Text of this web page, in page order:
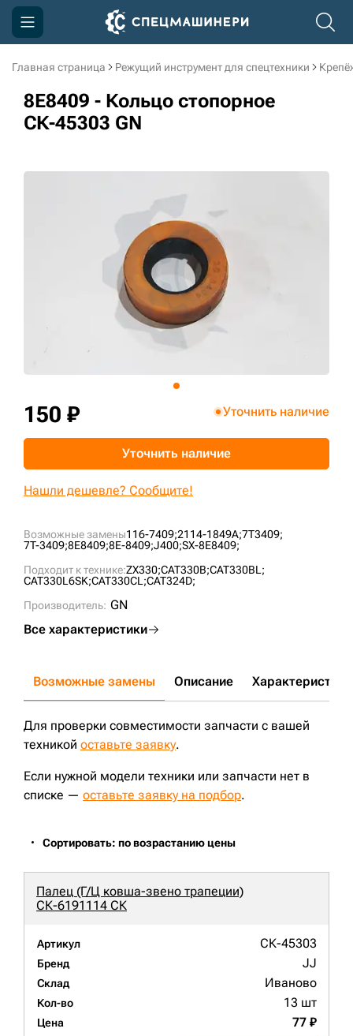
Главная страница Режущий инструмент для спецтехники
8E8409 - Кольцо стопорное
СК-45303 GN
Возможные замены116-7409;2114-1849A;7T3409;
7T-3409;8E8409;8E-8409;J400;SX-8E8409;
Подходит к технике:ZX330;CAT330B;CAT330BL;
CAT330L6SK;CAT330СL;CAT324D;
Производитель: GN
Все характеристики
150 ₽ Уточнить наличие
Уточнить наличие
Нашли дешевле? Сообщите!
Возможные замены Описание Характеристики
Для проверки совместимости запчасти с вашей
техникой оставьте заявку.
Если нужной модели техники или запчасти нет в
списке — оставьте заявку на подбор.
Сортировать: по возрастанию цены
Палец (Г/Ц ковша-звено трапеции)
СК-6191114 СК
Артикул СК-45303
Бренд JJ
Склад Иваново
Кол-во 13 шт
Цена 77 ₽
Компания
Акции
Информация
3D тур по производству
3D тур по складам
sksale@skdst.ru
+7 (499) 394-50-93